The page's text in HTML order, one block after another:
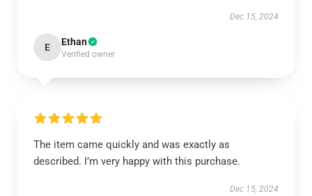
Dec 15, 2024
E Ethan
Verified owner
The item came quickly and was exactly as
described. I’m very happy with this purchase.
Dec 15, 2024